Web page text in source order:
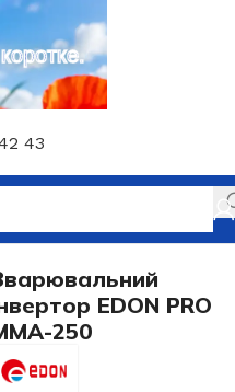
43
електродом MMA
EDON PRO
250